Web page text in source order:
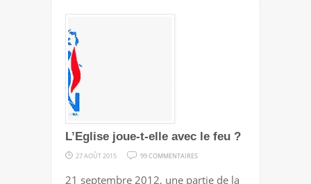
L’Eglise joue-t-elle avec le feu ?
27 AOÛT 2015 99 COMMENTAIRES
21 septembre 2012, une partie de la